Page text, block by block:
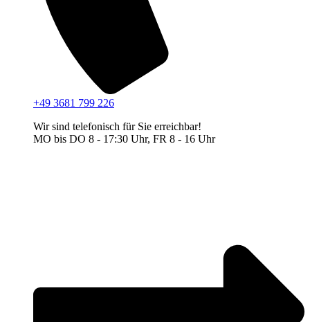
+49 3681 799 226
Wir sind telefonisch für Sie erreichbar!
MO bis DO 8 - 17:30 Uhr, FR 8 - 16 Uhr